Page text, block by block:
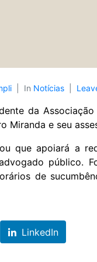
In Notícias
da
Miranda e seu
que apoiará a
público.
de
LinkedIn